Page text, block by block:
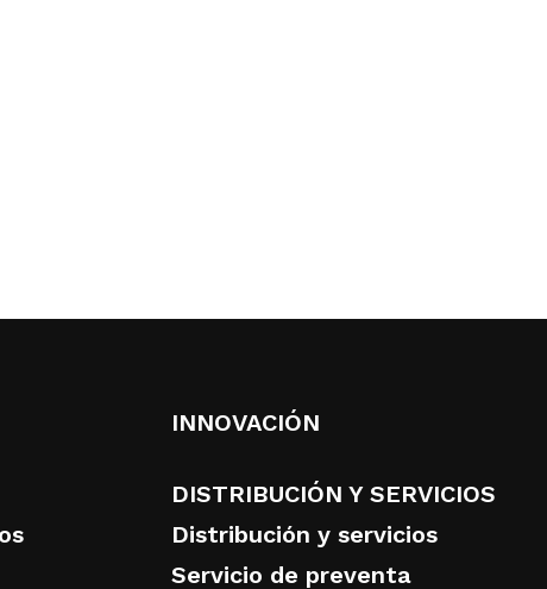
INNOVACIÓN
DISTRIBUCIÓN Y SERVICIOS
Distribución y servicios
Servicio de preventa